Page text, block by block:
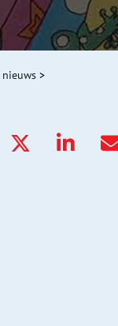
nieuws >